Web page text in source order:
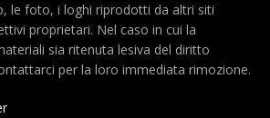
le foto, i loghi riprodotti da altri siti
proprietari. Nel caso in cui la
sia ritenuta lesiva del diritto
per la loro immediata rimozione.